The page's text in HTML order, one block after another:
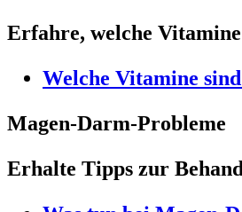
Erfahre, welche
Welche Vitamine
Magen-Darm-Probleme
Erhalte Tipps zur